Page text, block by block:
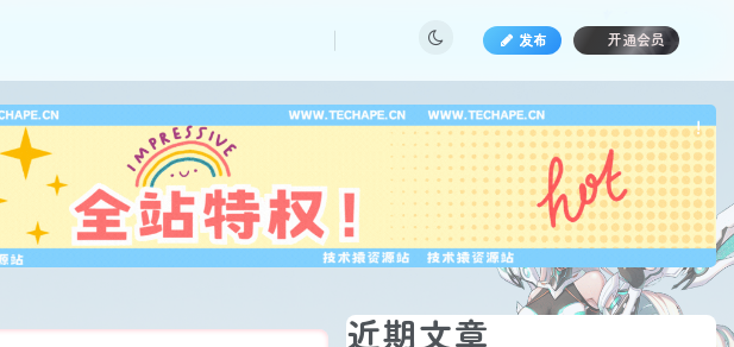
发布 开通会员
!
近期文章